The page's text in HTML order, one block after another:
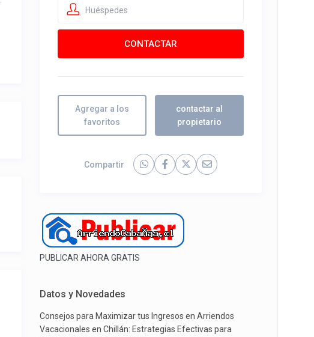
Huéspedes
Agregar a los
favoritos
contactar al
propietario
Compartir
PUBLICAR AHORA GRATIS
Datos y Novedades
Consejos para Maximizar tus Ingresos en Arriendos
Vacacionales en Chillán: Estrategias Efectivas para